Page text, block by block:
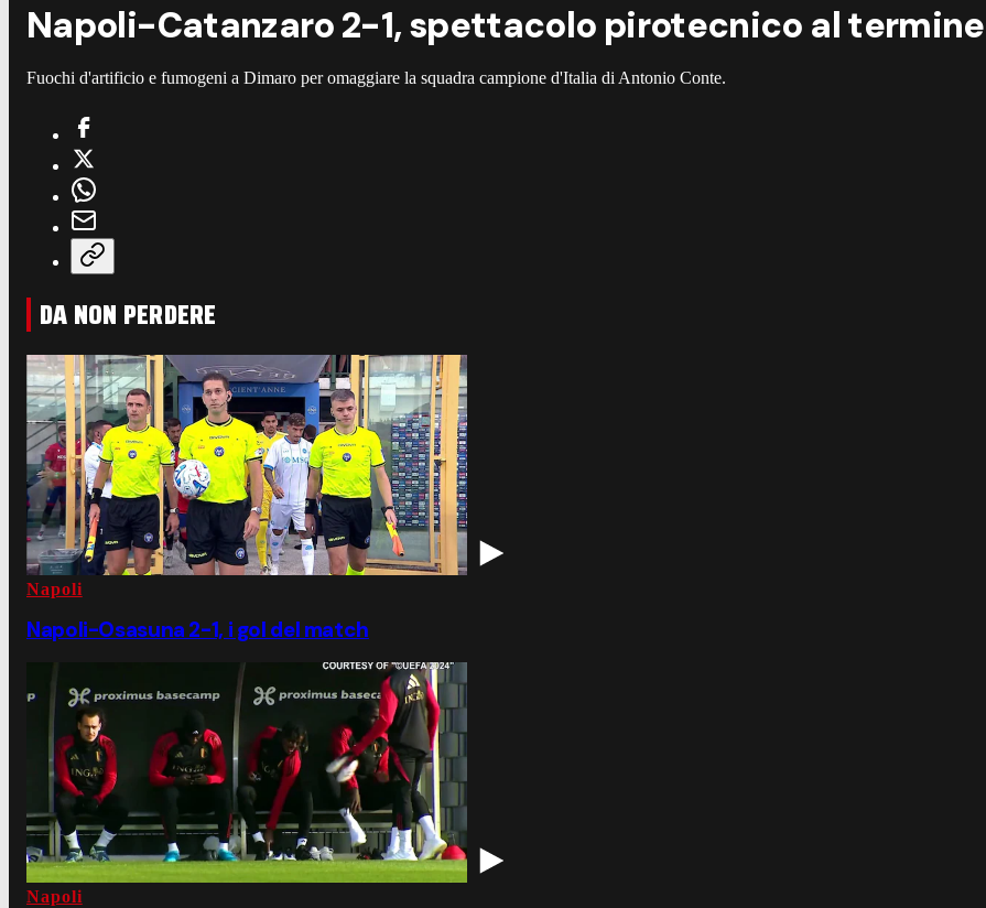
Napoli-Catanzaro 2-1, spettacolo pirotecnico al
Fuochi d'artificio e fumogeni a Dimaro per omaggiare la squadra campione d'Italia di Antonio Conte.
DA NON PERDERE
Napoli
Napoli-Osasuna 2-1, i gol del match
Napoli